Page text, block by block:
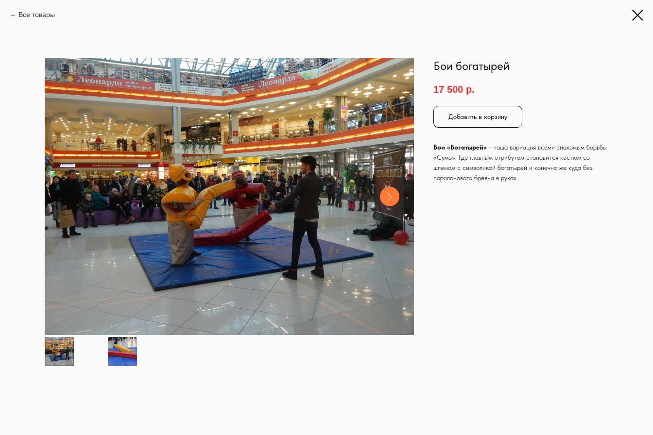
Все товары
Бои богатырей
17 500 р.
Добавить в корзину
Бои «Богатырей» - наша вариация всеми знакомым борьбы
«Сумо». Где главным отрибутом становится костюм со
шлемом с символикой богатырей и конечно же куда без
поролонового бревна в руках.